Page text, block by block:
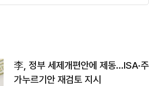
李, 정부 세제개편안에 제동…ISA·주
가누르기안 재검토 지시